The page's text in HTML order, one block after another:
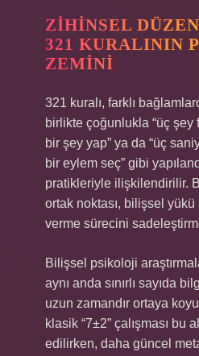
ZIHINSEL
321 KURALININ
ZEMINI
321 kuralı, farklı
birlikte çoğunlukla “üç şey
bir şey yap” ya da “üç
bir eylem seç” gibi
pratikleriyle ilişkilendirilir.
ortak noktası, bilişsel
verme sürecini
Bilişsel psikoloji
aynı anda sınırlı sayıda
uzun zamandır ortaya
klasik “7±2” çalışması bu
edilirken, daha güncel